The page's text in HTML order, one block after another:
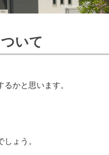
いて
かと思います。
ょう。